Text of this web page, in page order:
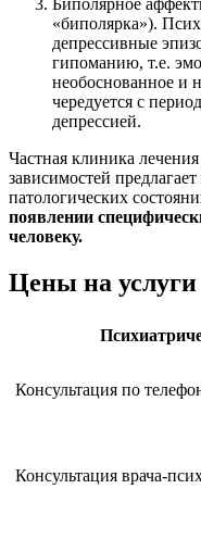
Биполярное
«биполярка»).
депрессивные
гипоманию, т.е.
необоснованное и
чередуется с
депрессией.
Частная клиника
зависимостей
патологических
появлении
человеку.
Цены на услуги
Консультация по
Консультация врача-